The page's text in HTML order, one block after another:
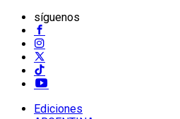
síguenos
Ediciones